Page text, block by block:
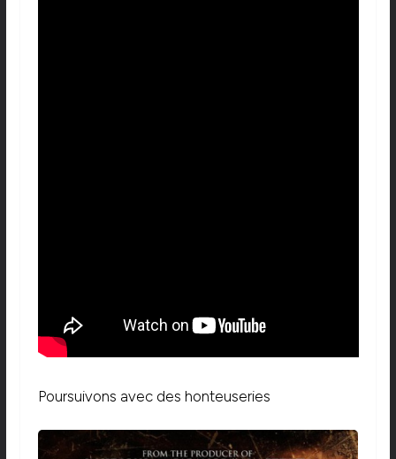
Poursuivons avec des honteuseries